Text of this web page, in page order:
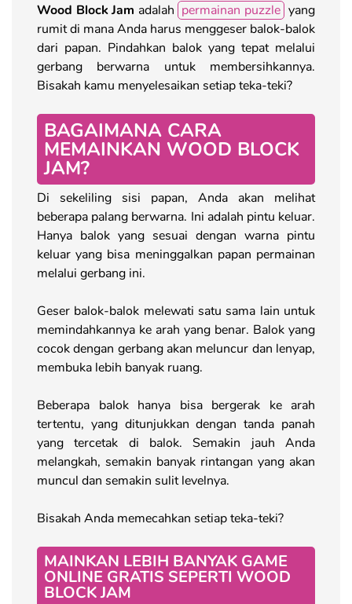
Wood Block Jam adalah permainan puzzle yang
rumit di mana Anda harus menggeser balok-balok
dari papan. Pindahkan balok yang tepat melalui
gerbang berwarna untuk membersihkannya.
Bisakah kamu menyelesaikan setiap teka-teki?
BAGAIMANA CARA
MEMAINKAN WOOD BLOCK
JAM?
Di sekeliling sisi papan, Anda akan melihat
beberapa palang berwarna. Ini adalah pintu keluar.
Hanya balok yang sesuai dengan warna pintu
keluar yang bisa meninggalkan papan permainan
melalui gerbang ini.
Geser balok-balok melewati satu sama lain untuk
memindahkannya ke arah yang benar. Balok yang
cocok dengan gerbang akan meluncur dan lenyap,
membuka lebih banyak ruang.
Beberapa balok hanya bisa bergerak ke arah
tertentu, yang ditunjukkan dengan tanda panah
yang tercetak di balok. Semakin jauh Anda
melangkah, semakin banyak rintangan yang akan
muncul dan semakin sulit levelnya.
Bisakah Anda memecahkan setiap teka-teki?
MAINKAN LEBIH BANYAK GAME
ONLINE GRATIS SEPERTI WOOD
BLOCK JAM